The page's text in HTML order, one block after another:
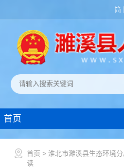
简
首页
首页 > 淮北市濉溪县生态环境分
读